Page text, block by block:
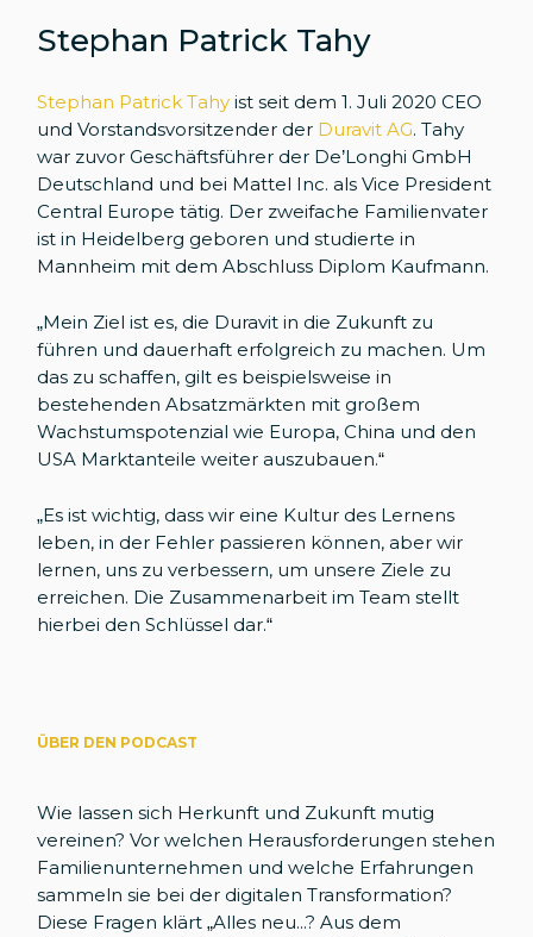
Stephan Patrick Tahy
Stephan Patrick Tahy ist seit dem 1. Juli 2020 CEO
und Vorstandsvorsitzender der Duravit AG. Tahy
war zuvor Geschäftsführer der De’Longhi GmbH
Deutschland und bei Mattel Inc. als Vice President
Central Europe tätig. Der zweifache Familienvater
ist in Heidelberg geboren und studierte in
Mannheim mit dem Abschluss Diplom Kaufmann.
„Mein Ziel ist es, die Duravit in die Zukunft zu
führen und dauerhaft erfolgreich zu machen. Um
das zu schaffen, gilt es beispielsweise in
bestehenden Absatzmärkten mit großem
Wachstumspotenzial wie Europa, China und den
USA Marktanteile weiter auszubauen.“
„Es ist wichtig, dass wir eine Kultur des Lernens
leben, in der Fehler passieren können, aber wir
lernen, uns zu verbessern, um unsere Ziele zu
erreichen. Die Zusammenarbeit im Team stellt
hierbei den Schlüssel dar.“
ÜBER DEN PODCAST
Wie lassen sich Herkunft und Zukunft mutig
vereinen? Vor welchen Herausforderungen stehen
Familienunternehmen und welche Erfahrungen
sammeln sie bei der digitalen Transformation?
Diese Fragen klärt „Alles neu...? Aus dem